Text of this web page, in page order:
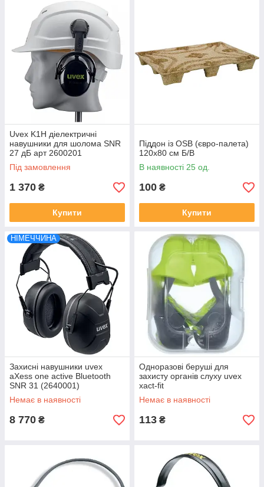
Uvex K1H діелектричні
навушники для шолома SNR
27 дБ арт 2600201
Під замовлення
1 370 ₴
Купити
Піддон із OSB (євро-палета)
120x80 см Б/В
В наявності 25 од.
100 ₴
Купити
НІМЕЧЧИНА
Захисні навушники uvex
aXess one active Bluetooth
SNR 31 (2640001)
Немає в наявності
8 770 ₴
Одноразові беруші для
захисту органів слуху uvex
xact-fit
Немає в наявності
113 ₴